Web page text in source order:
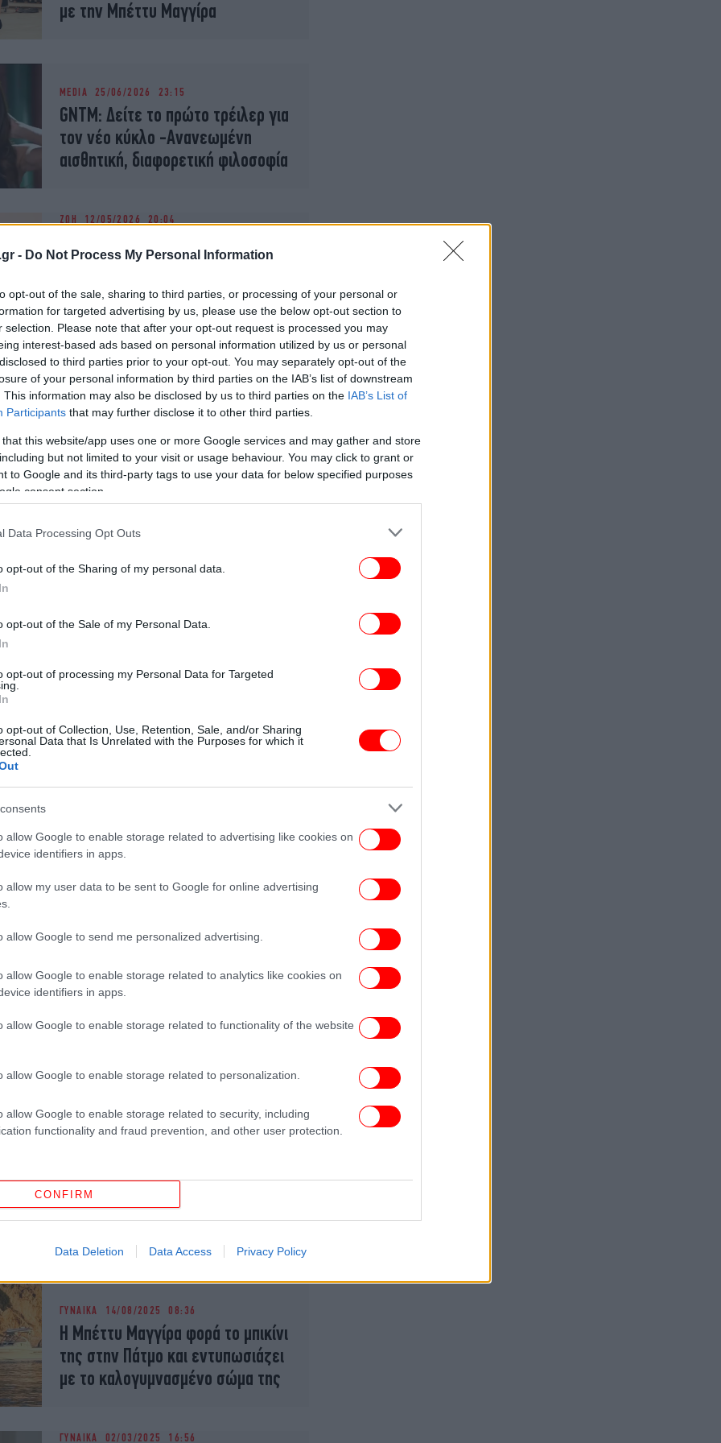
- Do Not Process My Personal Information
opt-out of the sale, sharing to third parties, or processing of your personal or
for targeted advertising by us, please use the below opt-out section to
selection. Please note that after your opt-out request is processed you may
interest-based ads based on personal information utilized by us or personal
to third parties prior to your opt-out. You may separately opt-out of the
of your personal information by third parties on the IAB’s list of downstream
This information may also be disclosed by us to third parties on the IAB’s List of
Participants that may further disclose it to other third parties.
that this website/app uses one or more Google services and may gather and store
but not limited to your visit or usage behaviour. You may click to grant or
to Google and its third-party tags to use your data for below specified purposes
consent section.
Data Processing Opt Outs
opt-out of the Sharing of my personal data.
opt-out of the Sale of my Personal Data.
opt-out of processing my Personal Data for Targeted
opt-out of Collection, Use, Retention, Sale, and/or Sharing
Data that Is Unrelated with the Purposes for which it
allow Google to enable storage related to advertising like cookies on
identifiers in apps.
allow my user data to be sent to Google for online advertising
allow Google to send me personalized advertising.
allow Google to enable storage related to analytics like cookies on
identifiers in apps.
allow Google to enable storage related to functionality of the website
allow Google to enable storage related to personalization.
allow Google to enable storage related to security, including
functionality and fraud prevention, and other user protection.
CONFIRM
Data Deletion Data Access Privacy Policy
με την Μπέττυ Μαγγίρα
MEDIA 25/06/2026 23:15
GNTM: Δείτε το πρώτο τρέιλερ για
τον νέο κύκλο -Ανανεωμένη
αισθητική, διαφορετική φιλοσοφία
ΖΩΗ 12/05/2026 20:04
«Ξεκινούν τα γυρίσματα - Ο
κόσμος ήθελε περισσότερα σχόλια
στο τραπέζι»
ΓΥΝΑΙΚΑ 13/04/2026 14:21
Μπέττυ Μαγγίρα-Δημήτρης
Μάζης: Στη Ρώμη για Πάσχα μαζί
με τις κόρες τους
Βίκυ Καγιά: «Δεν μου λείπει η
τηλεόραση -Μου αρέσει που
12/02/2026 15:39
διαγωνιζόμενους, το φόρεμα της
ΖΩΗ 12/02/2026 13:20
Το «Χ» παίρνει θέση για το beef
Μαγγίρα-Παπανώτα - Τρελά
Eurovision 2026: Όλα όσα έγιναν
παρουσιαστές και οι υποψήφιοι
[εικόνες, βίντεο]
ΕΛΛΑΔΑ 11/02/2026 22:11
φόρεμα-κορσέ η Μπέττυ Μαγγίρα
-«Καλλονή», ενθουσιάστηκαν οι
ΓΥΝΑΙΚΑ 14/08/2025 08:36
Η Μπέττυ Μαγγίρα φορά το μπικίνι
της στην Πάτμο και εντυπωσιάζει
με το καλογυμνασμένο σώμα της
ΓΥΝΑΙΚΑ 02/03/2025 16:56